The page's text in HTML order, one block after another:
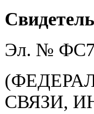
Эл. №
СВЯЗИ,